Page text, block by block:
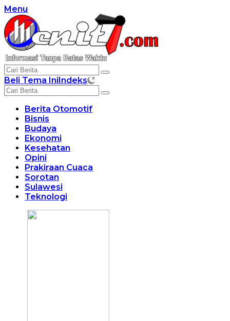
Langsung
ke
konten
Menu
Beli Tema IniIndeks
Berita Otomotif
Bisnis
Budaya
Ekonomi
Kesehatan
Opini
Prakiraan Cuaca
Sorotan
Sulawesi
Teknologi